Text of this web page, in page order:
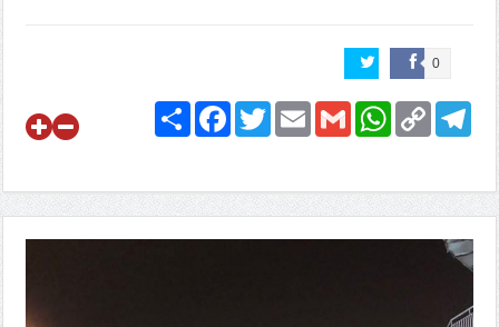
0
ShareFacebookTwitterEmailGmail
WhatsApp Copy
Link
Telegram